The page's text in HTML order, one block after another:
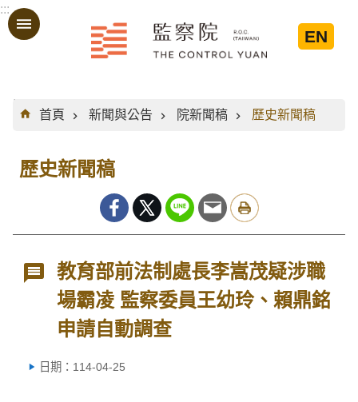
跳到主要內容區塊
:::
EN
:::
首頁
新聞與公告 院新聞稿 歷史新聞稿
歷史新聞稿
教育部前法制處長李嵩茂疑涉職
場霸凌 監察委員王幼玲、賴鼎銘
申請自動調查
日期：114-04-25